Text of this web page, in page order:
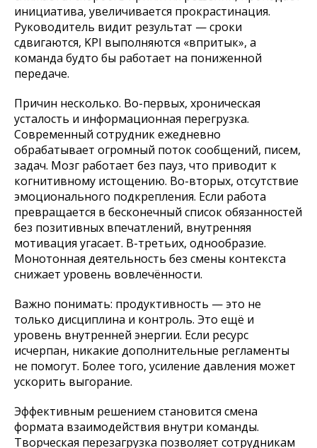
инициатива, увеличивается прокрастинация.
Руководитель видит результат — сроки
сдвигаются, KPI выполняются «впритык», а
команда будто бы работает на пониженной
передаче.
Причин несколько. Во-первых, хроническая
усталость и информационная перегрузка.
Современный сотрудник ежедневно
обрабатывает огромный поток сообщений, писем,
задач. Мозг работает без пауз, что приводит к
когнитивному истощению. Во-вторых, отсутствие
эмоционального подкрепления. Если работа
превращается в бесконечный список обязанностей
без позитивных впечатлений, внутренняя
мотивация угасает. В-третьих, однообразие.
Монотонная деятельность без смены контекста
снижает уровень вовлечённости.
Важно понимать: продуктивность — это не
только дисциплина и контроль. Это ещё и
уровень внутренней энергии. Если ресурс
исчерпан, никакие дополнительные регламенты
не помогут. Более того, усиление давления может
ускорить выгорание.
Эффективным решением становится смена
формата взаимодействия внутри команды.
Творческая перезагрузка позволяет сотрудникам